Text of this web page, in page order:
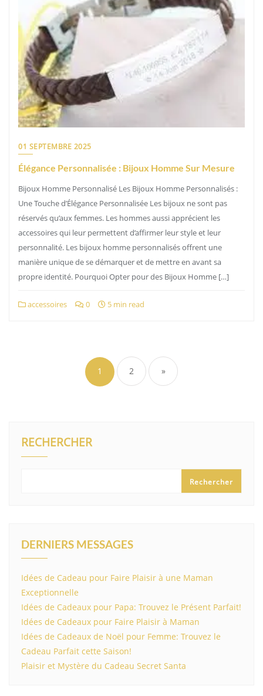
01 SEPTEMBRE 2025
Élégance Personnalisée : Bijoux Homme Sur Mesure
Bijoux Homme Personnalisé Les Bijoux Homme Personnalisés :
Une Touche d’Élégance Personnalisée Les bijoux ne sont pas
réservés qu’aux femmes. Les hommes aussi apprécient les
accessoires qui leur permettent d’affirmer leur style et leur
personnalité. Les bijoux homme personnalisés offrent une
manière unique de se démarquer et de mettre en avant sa
propre identité. Pourquoi Opter pour des Bijoux Homme […]
accessoires 0 5 min read
des
publications
1 2 »
RECHERCHER
Rechercher
DERNIERS MESSAGES
Idées de Cadeau pour Faire Plaisir à une Maman
Exceptionnelle
Idées de Cadeaux pour Papa: Trouvez le Présent Parfait!
Idées de Cadeaux pour Faire Plaisir à Maman
Idées de Cadeaux de Noël pour Femme: Trouvez le
Cadeau Parfait cette Saison!
Plaisir et Mystère du Cadeau Secret Santa